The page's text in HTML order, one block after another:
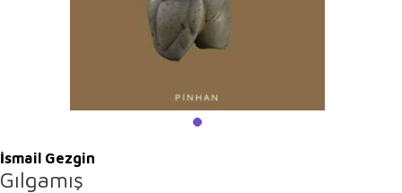
İsmail Gezgin
Gılgamış